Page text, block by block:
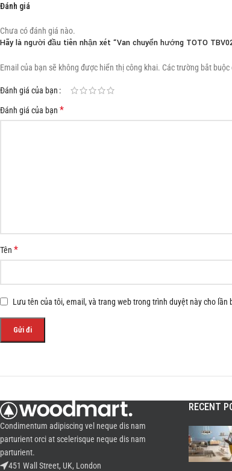
Đánh giá
Chưa có đánh giá nào.
Hãy là người đầu tiên nhận xét “Van chuyển hướng TOTO
Email của bạn sẽ không được hiển thị công khai. Các trường bắt
Đánh giá của bạn
Đánh giá của bạn *
Tên *
Lưu tên của tôi, email, và trang web trong trình duyệt này cho lần
Condimentum adipiscing vel neque dis nam
parturient orci at scelerisque neque dis nam
parturient.
451 Wall Street, UK, London
RECENT